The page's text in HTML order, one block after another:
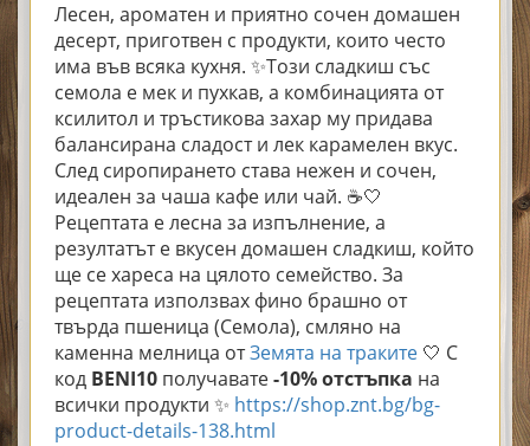
Лесен, ароматен и приятно сочен домашен
десерт, приготвен с продукти, които често
има във всяка кухня. ✨Този сладкиш със
семола е мек и пухкав, а комбинацията от
ксилитол и тръстикова захар му придава
балансирана сладост и лек карамелен вкус.
След сиропирането става нежен и сочен,
идеален за чаша кафе или чай. ☕🤍
Рецептата е лесна за изпълнение, а
резултатът е вкусен домашен сладкиш, който
ще се хареса на цялото семейство. За
рецептата използвах фино брашно от
твърда пшеница (Семола), смляно на
каменна мелница отЗемята на траките 🤍 С
код BENI10 получавате-10% отстъпка на
всички продукти ✨ https://shop.znt.bg/bg-
product-details-138.html